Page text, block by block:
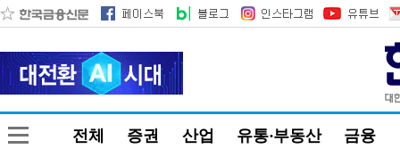
전체 증권 산업 유통·부동산 금융